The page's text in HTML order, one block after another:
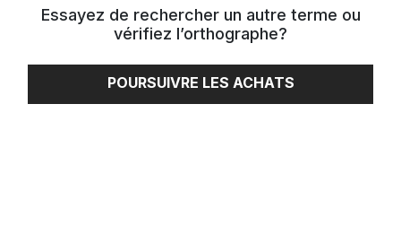
Essayez de rechercher un autre terme ou
vérifiez l’orthographe?
POURSUIVRE LES ACHATS